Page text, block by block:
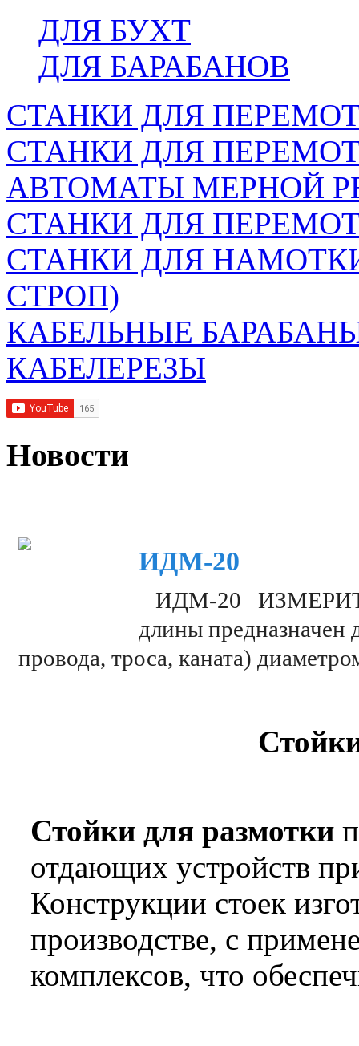
ДЛЯ БУХТ
ДЛЯ БАРАБАНОВ
СТАНКИ ДЛЯ
СТАНКИ ДЛЯ
АВТОМАТЫ МЕРНОЙ
СТАНКИ ДЛЯ
СТАНКИ ДЛЯ
СТРОП)
КАБЕЛЬНЫЕ
КАБЕЛЕРЕЗЫ
Новости
ИДМ-20
ИДМ-20
длины предназначен
провода, троса, каната)
Стойки для размотки
отдающих устройств
Конструкции стоек
производстве, с
комплексов, что